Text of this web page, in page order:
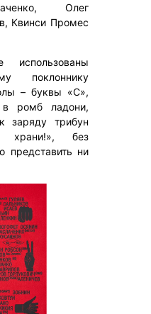
Олег
Квинси Промес
поклоннику
– буквы «С»,
ромб ладони,
заряду трибун
храни!», без
представить ни